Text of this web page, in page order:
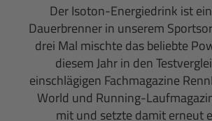
Der Isoton-Energiedrink ist
Dauerbrenner in unserem
drei Mal mischte das beliebte
diesem Jahr in den
einschlägigen Fachmagazine
World und Running-
mit und setzte damit erneut